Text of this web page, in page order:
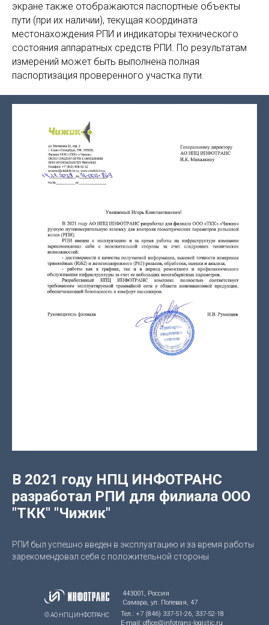
экране также отображаются паспортные объекты
пути (при их наличии), текущая координата
местонахождения РПИ и индикаторы технического
состояния аппаратных средств РПИ. По результатам
измерений может быть выполнена полная
паспортизация проверенного участка пути.
В 2021 году НПЦ ИНФОТРАНС
разработал РПИ для филиала ООО
"ТКК" "Чижик"
РПИ был успешно введен в эксплуатацию и за время работы
зарекомендовал себя с положительной стороны
© АО НПЦ ИНФОТРАНС
443001, Россия
Самара, ул. Полевая, 47
Тел.: +7 (846) 337-51-26, 337-52-18
E-mail: office@infotrans-logistic.ru